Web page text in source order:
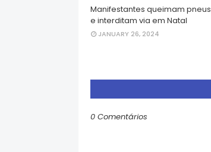
Manifestantes queimam pneus
e interditam via em Natal
JANUARY 26, 2024
0 Comentários